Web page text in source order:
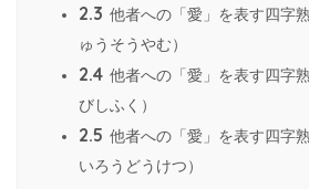
2.3 他者への「愛」を表す四字
ゅうそうやむ）
2.4 他者への「愛」を表す四字
びしふく）
2.5 他者への「愛」を表す四字
いろうどうけつ）